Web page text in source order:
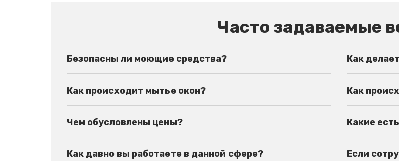
Часто задаваемые
Безопасны ли моющие средства? Как
Как происходит мытье окон? Как
Чем обусловлены цены? Какие
Как давно вы работаете в данной сфере? Если